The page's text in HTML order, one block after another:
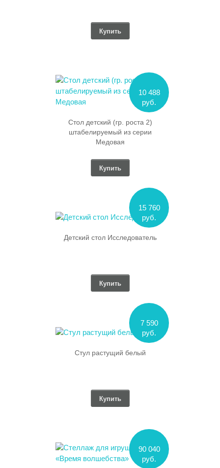
Купить
10 488
руб.
Стол детский (гр. роста 2)
штабелируемый из серии
Медовая
Купить
15 760
руб.
Детский стол Исследователь
Купить
7 590
руб.
Стул растущий белый
Купить
90 040
руб.